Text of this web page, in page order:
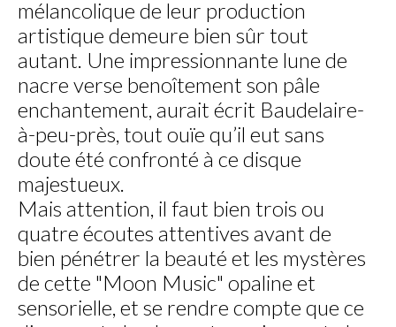
mélancolique de leur production
artistique demeure bien sûr tout
autant. Une impressionnante lune de
nacre verse benoîtement son pâle
enchantement, aurait écrit Baudelaire-
à-peu-près, tout ouïe qu’il eut sans
doute été confronté à ce disque
majestueux.
Mais attention, il faut bien trois ou
quatre écoutes attentives avant de
bien pénétrer la beauté et les mystères
de cette "Moon Music" opaline et
sensorielle, et se rendre compte que ce